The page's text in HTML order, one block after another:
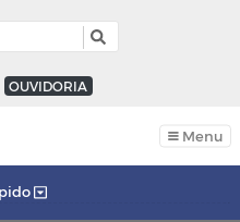
OUVIDORIA
Menu